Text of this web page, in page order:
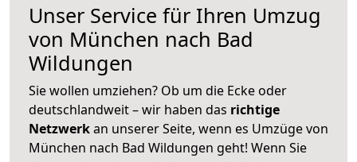
Unser Service für Ihren Umzug
von München nach Bad
Wildungen
Sie wollen umziehen? Ob um die Ecke oder
deutschlandweit – wir haben das richtige
Netzwerkan unserer Seite, wenn es Umzüge von
München nach Bad Wildungen geht! Wenn Sie